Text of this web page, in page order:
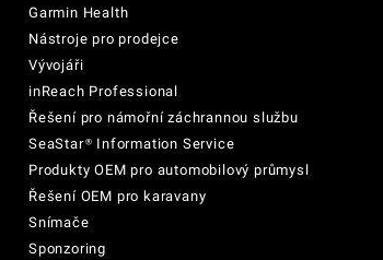
Garmin Health
Nástroje pro prodejce
Vývojáři
inReach Professional
Řešení pro námořní záchrannou službu
SeaStar® Information Service
Produkty OEM pro automobilový průmysl
Řešení OEM pro karavany
Snímače
Sponzoring